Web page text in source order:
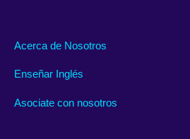
Acerca de Nosotros
Enseñar Inglés
Asociate con nosotros